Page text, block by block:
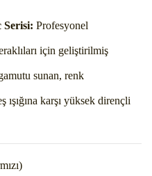
Serisi: Profesyonel
için geliştirilmiş
sunan, renk
ışığına karşı yüksek dirençli